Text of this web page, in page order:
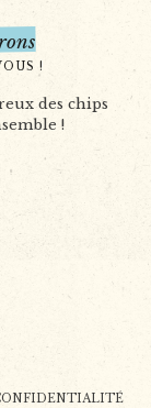
!
des chips
!